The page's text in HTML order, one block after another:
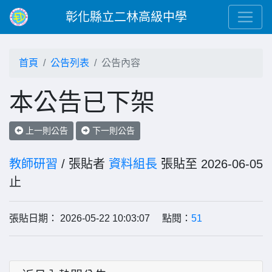
彰化縣立二林高級中學
首頁 公告列表 公告內容
本公告已下架
上一則公告 下一則公告
教師研習 / 張貼者 資料組長 張貼至 2026-06-05
止
張貼日期： 2026-05-22 10:03:07 點閱： 51